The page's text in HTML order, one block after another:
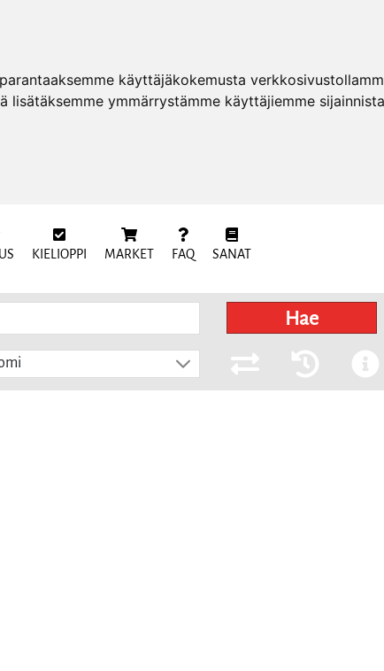
käyttäjäkokemusta
lisätäksemme ymmärrystämme käyttäjiemme
KIELIOPPI MARKET FAQ SANAT
Hae